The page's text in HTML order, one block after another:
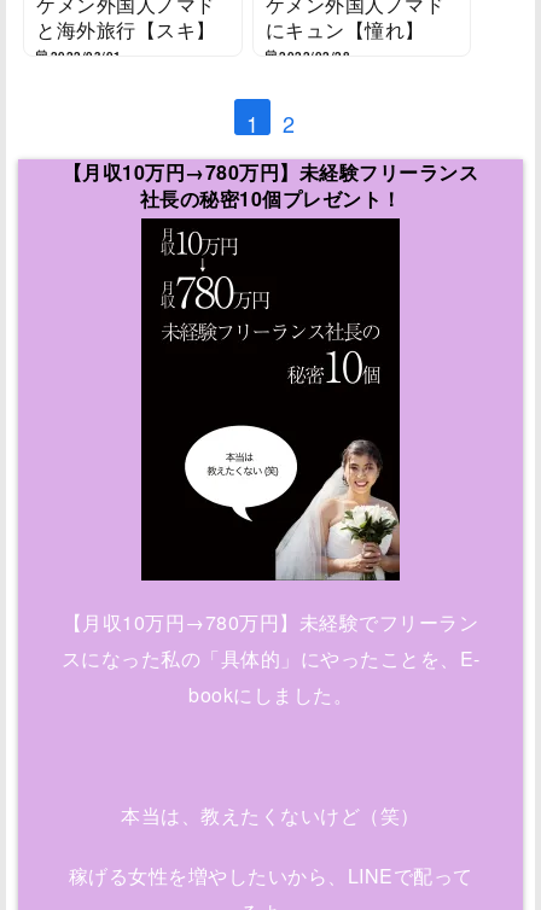
と海外旅行【スキ】
2022/03/01
にキュン【憧れ】
2022/02/28
1 2
【月収10万円→780万円】未経験フリーランス
社長の秘密10個プレゼント！
【月収10万円→780万円】未経験でフリーラン
スになった私の「具体的」にやったことを、E-
bookにしました。
本当は、教えたくないけど（笑）
稼げる女性を増やしたいから、LINEで配って